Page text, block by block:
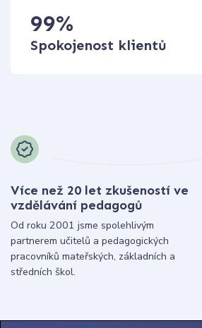
99%
Spokojenost klientů
Více než 20 let zkušeností ve
vzdělávání pedagogů
Od roku 2001 jsme spolehlivým
partnerem učitelů a pedagogických
pracovníků mateřských, základních a
středních škol.